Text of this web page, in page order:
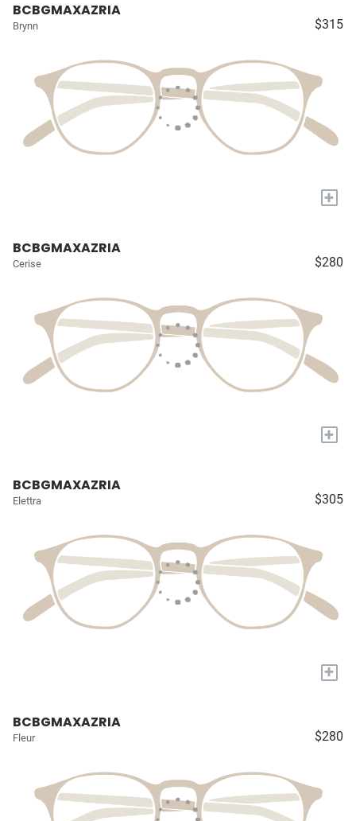
BCBGMAXAZRIA
Brynn $315
+
BCBGMAXAZRIA
Cerise $280
+
BCBGMAXAZRIA
Elettra $305
+
BCBGMAXAZRIA
Fleur $280